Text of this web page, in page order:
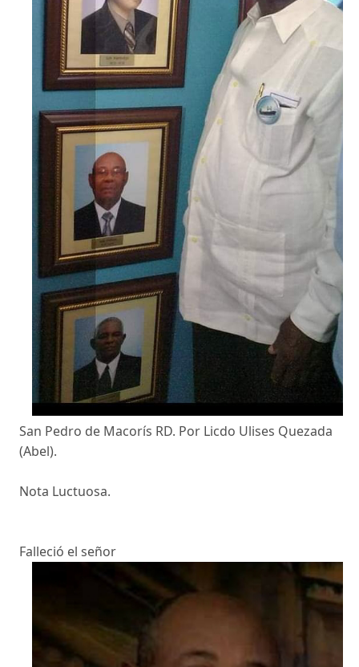
San Pedro de Macorís RD. Por Licdo Ulises Quezada
(Abel).
Nota Luctuosa.
Falleció el señor